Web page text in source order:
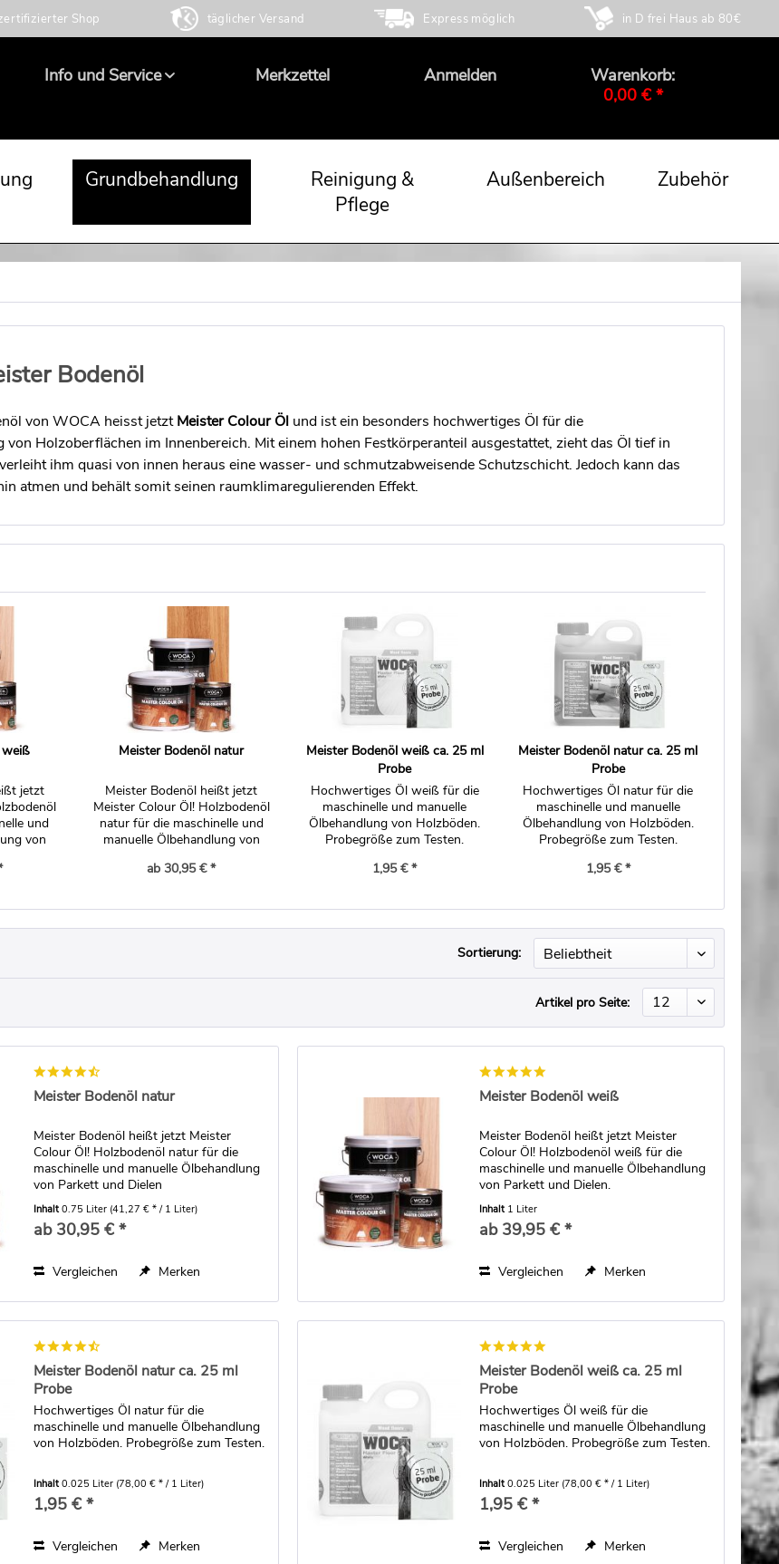
Shop täglicher Versand Express möglich in D frei Haus ab 80€
Info und Service Merkzettel Anmelden
Warenkorb:
0,00 € *
Grundbehandlung
Reinigung &
Pflege
Außenbereich Zubehör
Bodenöl
von WOCA heisst jetztMeister Colour Öl und ist ein besonders hochwertiges Öl für die
von Holzoberflächen im Innenbereich. Mit einem hohen Festkörperanteil ausgestattet, zieht das Öl tief in
ihm quasi von innen heraus eine wasser- und schmutzabweisende Schutzschicht. Jedoch kann das
atmen und behält somit seinen raumklimaregulierenden Effekt.
weiß
jetzt
und
von
Meister Bodenöl natur
Meister Bodenöl heißt jetzt
Meister Colour Öl! Holzbodenöl
natur für die maschinelle und
manuelle Ölbehandlung von
ab 30,95 € *
Meister Bodenöl weiß ca. 25 ml
Probe
Hochwertiges Öl weiß für die
maschinelle und manuelle
Ölbehandlung von Holzböden.
Probegröße zum Testen.
1,95 € *
Meister Bodenöl natur ca. 25 ml
Probe
Hochwertiges Öl natur für die
maschinelle und manuelle
Ölbehandlung von Holzböden.
Probegröße zum Testen.
1,95 € *
Sortierung:
Artikel pro Seite:
Meister Bodenöl natur
Meister Bodenöl heißt jetzt Meister
Colour Öl! Holzbodenöl natur für die
maschinelle und manuelle Ölbehandlung
von Parkett und Dielen
Inhalt0.75 Liter (41,27 € * / 1 Liter)
ab 30,95 € *
Vergleichen Merken
Meister Bodenöl weiß
Meister Bodenöl heißt jetzt Meister
Colour Öl! Holzbodenöl weiß für die
maschinelle und manuelle Ölbehandlung
von Parkett und Dielen.
Inhalt 1 Liter
ab 39,95 € *
Vergleichen Merken
Meister Bodenöl natur ca. 25 ml
Probe
Hochwertiges Öl natur für die
maschinelle und manuelle Ölbehandlung
von Holzböden. Probegröße zum Testen.
Inhalt0.025 Liter (78,00 € * / 1 Liter)
1,95 € *
Vergleichen Merken
Meister Bodenöl weiß ca. 25 ml
Probe
Hochwertiges Öl weiß für die
maschinelle und manuelle Ölbehandlung
von Holzböden. Probegröße zum Testen.
Inhalt0.025 Liter (78,00 € * / 1 Liter)
1,95 € *
Vergleichen Merken